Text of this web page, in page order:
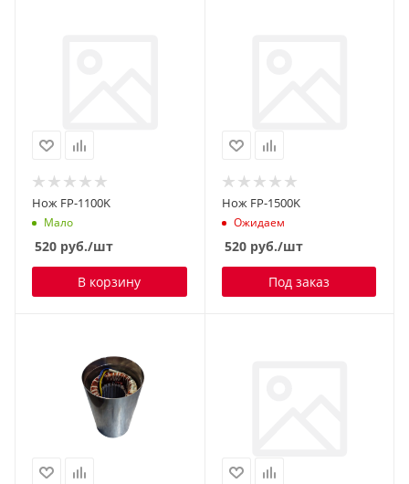
Нож FP-1100K
Мало
520 руб./шт
В корзину
Нож FP-1500K
Ожидаем
520руб./шт
Под заказ